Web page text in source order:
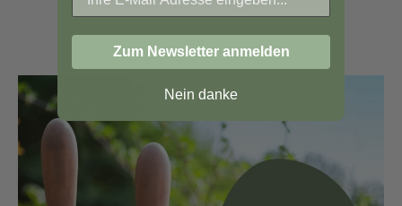
Zum Newsletter anmelden
Nein danke